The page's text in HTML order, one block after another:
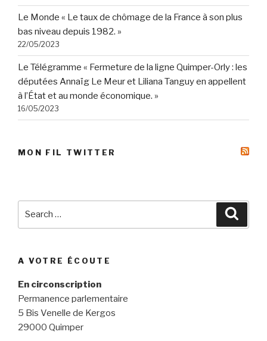
Le Monde « Le taux de chômage de la France à son plus
bas niveau depuis 1982. »
22/05/2023
Le Télégramme « Fermeture de la ligne Quimper-Orly : les
députées Annaïg Le Meur et Liliana Tanguy en appellent
à l’État et au monde économique. »
16/05/2023
MON FIL TWITTER
A VOTRE ÉCOUTE
En circonscription
Permanence parlementaire
5 Bis Venelle de Kergos
29000 Quimper